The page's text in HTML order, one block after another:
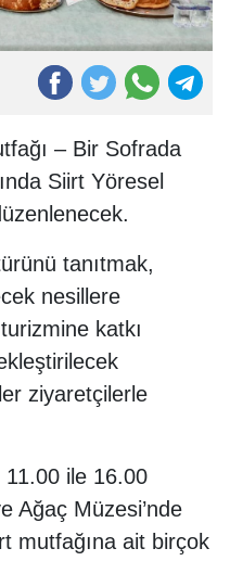
– Bir Sofrada
Siirt Yöresel
tanıtmak,
nesillere
katkı
ziyaretçilerle
11.00 ile 16.00
Ağaç Müzesi’nde
mutfağına ait birçok